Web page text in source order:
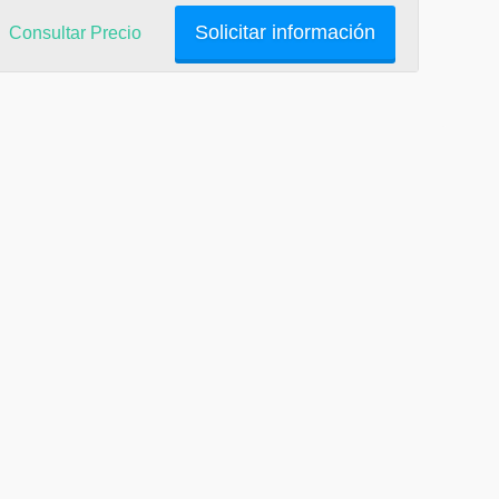
Solicitar información
Consultar Precio